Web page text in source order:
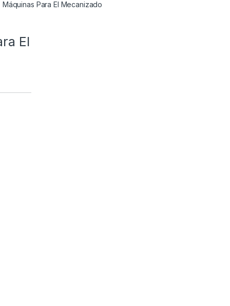
Para El Mecanizado
El